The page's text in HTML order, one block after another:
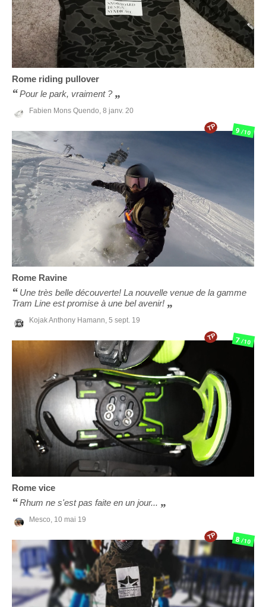
Rome riding pullover
Pour le park, vraiment ?
Fabien Mons Quendo, 8 janv. 20
Rome Ravine
Une très belle découverte! La nouvelle venue de la gamme
Tram Line est promise à une bel avenir!
Kojak Anthony Hamann, 5 sept. 19
9/10
TP
Rome vice
Rhum ne s'est pas faite en un jour...
Mesco, 10 mai 19
7/10
TP
8/10
TP